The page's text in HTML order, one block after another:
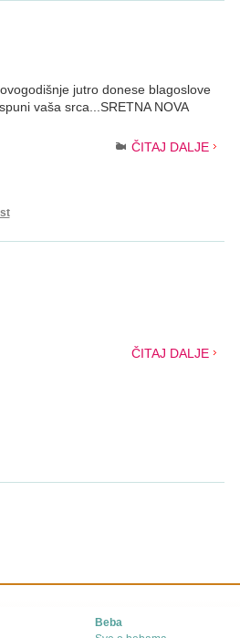
jutro donese blagoslove
vaša srca...SRETNA NOVA
ČITAJ DALJE
ČITAJ DALJE
Beba